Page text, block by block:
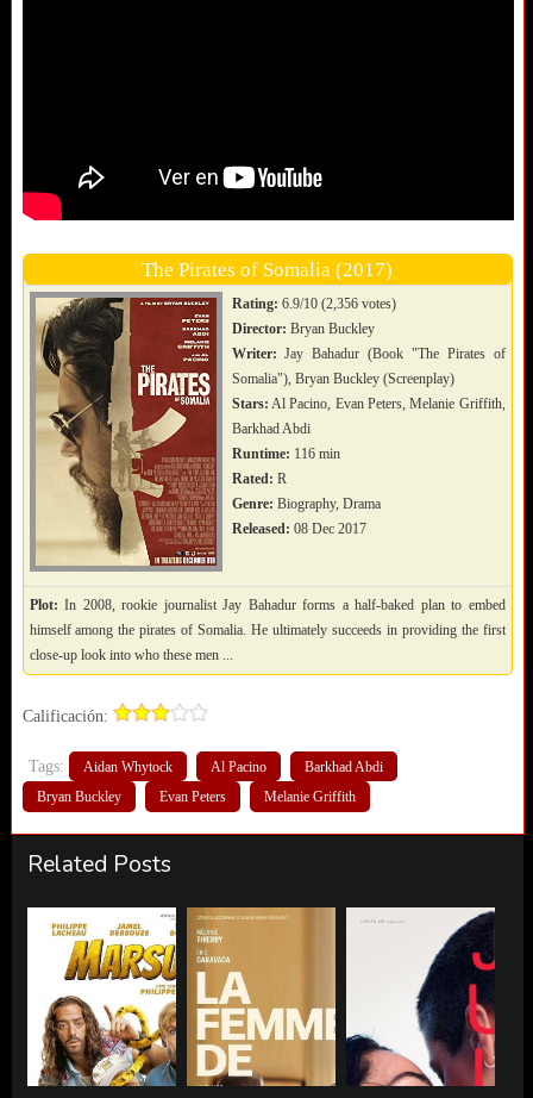
The Pirates of Somalia (2017)
Rating: 6.9/10 (2,356 votes)
Director: Bryan Buckley
Writer: Jay Bahadur (Book "The Pirates of
Somalia"), Bryan Buckley (Screenplay)
Stars: Al Pacino, Evan Peters, Melanie Griffith,
Barkhad Abdi
Runtime: 116 min
Rated: R
Genre: Biography, Drama
Released: 08 Dec 2017
Plot: In 2008, rookie journalist Jay Bahadur forms a half-baked plan to embed
himself among the pirates of Somalia. He ultimately succeeds in providing the first
close-up look into who these men ...
Calificación:
Tags: Aidan Whytock Al Pacino
Barkhad Abdi
Bryan Buckley
Evan Peters Melanie Griffith
Related Posts